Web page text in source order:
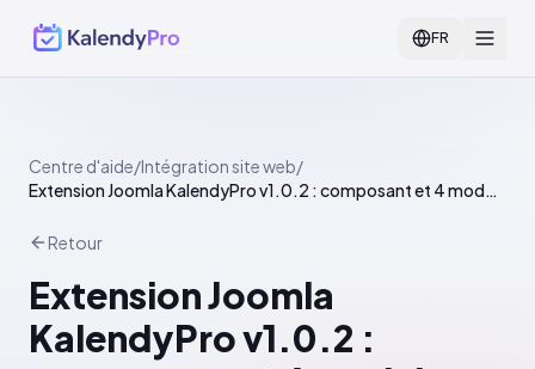
FR
Centre d'aide/Intégration site web/
Extension Joomla KalendyPro v1.0.2 : composant et 4 modules
Retour
Extension Joomla
KalendyPro v1.0.2 :